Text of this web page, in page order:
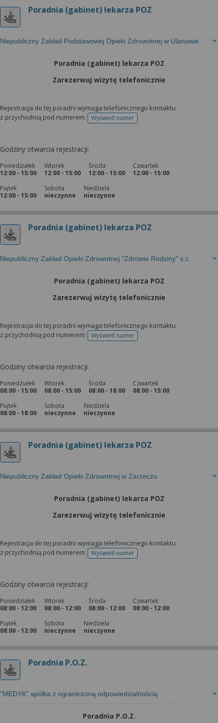
Poradnia (gabinet) lekarza POZ
Niepubliczny Zakład Podstawowej Opieki Zdrowotnej w Ulanowie
Poradnia (gabinet) lekarza POZ
Zarezerwuj wizytę telefonicznie
Rejestracja do tej poradni wymaga telefonicznego kontaktu
z przychodnią pod numerem:
Wyświetl numertelefonu do rejestracji
Godziny otwarcia rejestracji:
Poniedziałek
12:00 - 15:00
Wtorek
12:00 - 15:00
Środa
12:00 - 15:00
Czwartek
12:00 - 15:00
Piątek
12:00 - 15:00
Sobota
nieczynne
Niedziela
nieczynne
Poradnia (gabinet) lekarza POZ
Niepubliczny Zakład Opieki Zdrowotnej "Zdrowie Rodziny" s.c.
Poradnia (gabinet) lekarza POZ
Zarezerwuj wizytę telefonicznie
Rejestracja do tej poradni wymaga telefonicznego kontaktu
z przychodnią pod numerem:
Wyświetl numertelefonu do rejestracji
Godziny otwarcia rejestracji:
Poniedziałek
08:00 - 15:00
Wtorek
08:00 - 15:00
Środa
08:00 - 18:00
Czwartek
08:00 - 15:00
Piątek
08:00 - 18:00
Sobota
nieczynne
Niedziela
nieczynne
Poradnia (gabinet) lekarza POZ
Niepubliczny Zakład Opieki Zdrowotnej w Zarzeczu
Poradnia (gabinet) lekarza POZ
Zarezerwuj wizytę telefonicznie
Rejestracja do tej poradni wymaga telefonicznego kontaktu
z przychodnią pod numerem:
Wyświetl numertelefonu do rejestracji
Godziny otwarcia rejestracji:
Poniedziałek
08:00 - 12:00
Wtorek
08:00 - 12:00
Środa
08:00 - 12:00
Czwartek
08:00 - 12:00
Piątek
08:00 - 12:00
Sobota
nieczynne
Niedziela
nieczynne
Poradnia P.O.Z.
"MEDYK" spółka z ograniczoną odpowiedzialnością
Poradnia P.O.Z.